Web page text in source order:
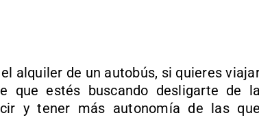
alquiler de un autobús, si quieres
que estés buscando desligarte de la
y tener más autonomía de las que